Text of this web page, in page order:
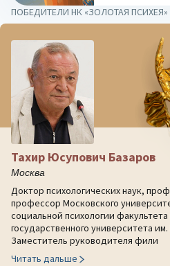
ПОБЕДИТЕЛИ НК «ЗОЛОТАЯ ПСИХЕЯ»
Тахир Юсупович Базаров
Москва
Доктор психологических наук,
профессор Московского
социальной психологии
государственного университета
Заместитель руководителя фили
Читать дальше